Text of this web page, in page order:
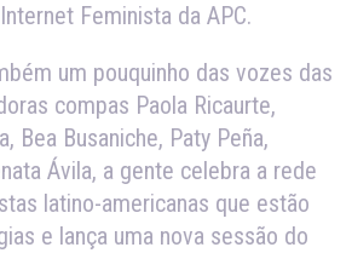
Feminista da APC.
um pouquinho das vozes das
compas Paola Ricaurte,
Bea Busaniche, Paty Peña,
Ávila, a gente celebra a rede
latino-americanas que estão
e lança uma nova sessão do